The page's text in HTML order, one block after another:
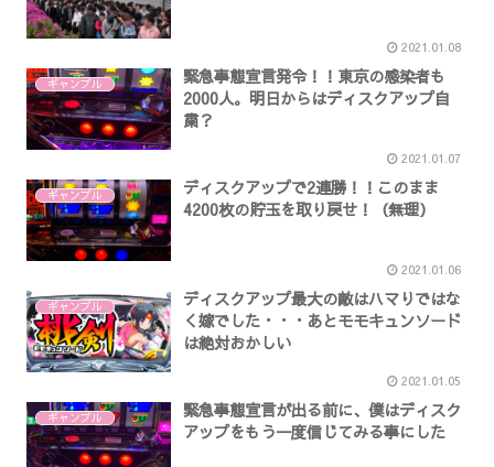
2021.01.08
ギャンブル
緊急事態宣言発令！！東京の感染者も
2000人。明日からはディスクアップ自
粛？
2021.01.07
ギャンブル
ディスクアップで2連勝！！このまま
4200枚の貯玉を取り戻せ！（無理）
2021.01.06
ギャンブル
ディスクアップ最大の敵はハマりではな
く嫁でした・・・あとモモキュンソード
は絶対おかしい
2021.01.05
ギャンブル
緊急事態宣言が出る前に、僕はディスク
アップをもう一度信じてみる事にした